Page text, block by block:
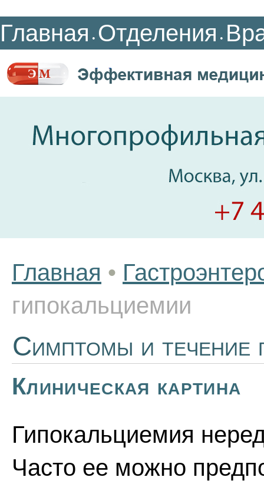
Главная • Отделения •
Главная •
гипокальциемии
Симптомы и течение
Клиническая картина
Гипокальциемия
Часто ее можно